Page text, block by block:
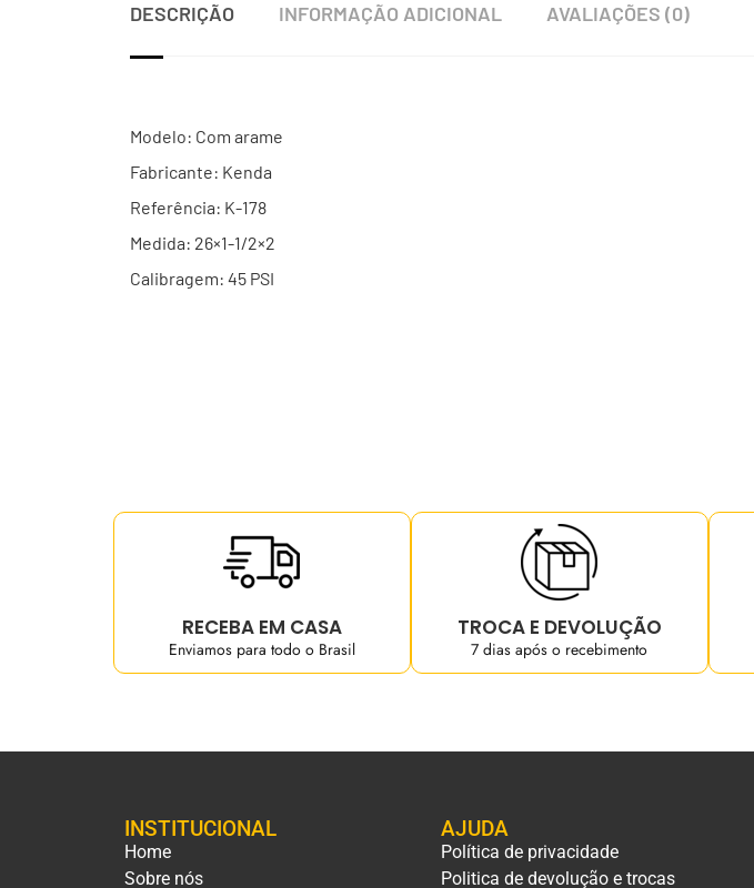
DESCRIÇÃO INFORMAÇÃO ADICIONAL AVALIAÇÕES (0)
Modelo: Com arame
Fabricante: Kenda
Referência: K-178
Medida: 26×1-1/2×2
Calibragem: 45 PSI
RECEBA EM CASA
Enviamos para todo o Brasil
TROCA E DEVOLUÇÃO
7 dias após o recebimento
INSTITUCIONAL
Home
Sobre nós
AJUDA
Política de privacidade
Politica de devolução e trocas